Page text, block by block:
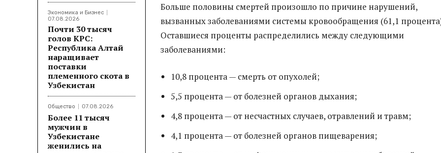
Экономика и Бизнес
07.08.2026
Почти 30 тысяч
голов КРС:
Республика Алтай
наращивает
поставки
племенного скота в
Узбекистан
Общество 07.08.2026
Более 11 тысяч
мужчин в
Узбекистане
женились на
Больше половины смертей произошло по причине нарушений,
вызванных заболеваниями системы кровообращения (61,1
Оставшиеся проценты распределились между следующими
заболеваниями:
10,8 процента — смерть от опухолей;
5,5 процента — от болезней органов дыхания;
4,8 процента — от несчастных случаев, отравлений и травм;
4,1 процента — от болезней органов пищеварения;